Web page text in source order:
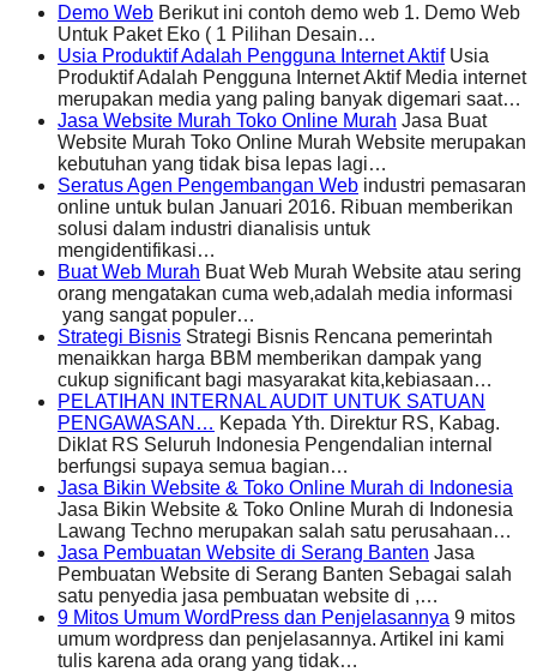
Demo Web Berikut ini contoh demo web 1. Demo Web
Untuk Paket Eko ( 1 Pilihan Desain…
Usia Produktif Adalah Pengguna Internet AktifUsia
Produktif Adalah Pengguna Internet Aktif Media internet
merupakan media yang paling banyak digemari saat…
Jasa Website Murah Toko Online Murah Jasa Buat
Website Murah Toko Online Murah Website merupakan
kebutuhan yang tidak bisa lepas lagi…
Seratus Agen Pengembangan Web industri pemasaran
online untuk bulan Januari 2016. Ribuan memberikan
solusi dalam industri dianalisis untuk
mengidentifikasi…
Buat Web Murah Buat Web Murah Website atau sering
orang mengatakan cuma web,adalah media informasi
yang sangat populer…
Strategi Bisnis Strategi Bisnis Rencana pemerintah
menaikkan harga BBM memberikan dampak yang
cukup significant bagi masyarakat kita,kebiasaan…
PELATIHAN INTERNAL AUDIT UNTUK SATUAN
PENGAWASAN… Kepada Yth. Direktur RS, Kabag.
Diklat RS Seluruh Indonesia Pengendalian internal
berfungsi supaya semua bagian…
Jasa Bikin Website & Toko Online Murah di Indonesia
Jasa Bikin Website & Toko Online Murah di Indonesia
Lawang Techno merupakan salah satu perusahaan…
Jasa Pembuatan Website di Serang Banten Jasa
Pembuatan Website di Serang Banten Sebagai salah
satu penyedia jasa pembuatan website di ,…
9 Mitos Umum WordPress dan Penjelasannya 9 mitos
umum wordpress dan penjelasannya. Artikel ini kami
tulis karena ada orang yang tidak…